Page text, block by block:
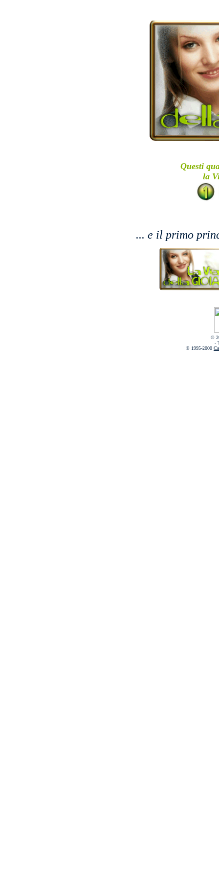
Questi
la
... e il primo
©
-
© 1995-2000